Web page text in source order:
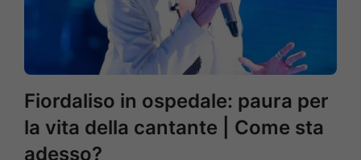
Fiordaliso in ospedale: paura per
la vita della cantante | Come sta
adesso?